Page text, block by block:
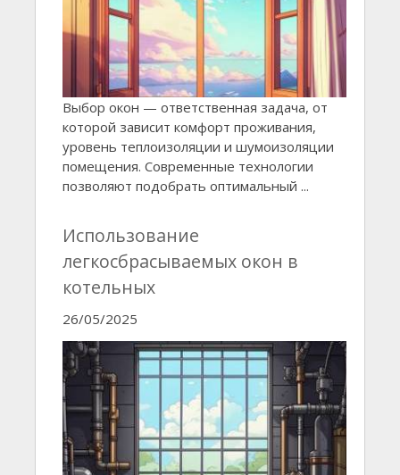
Выбор окон — ответственная задача, от
которой зависит комфорт проживания,
уровень теплоизоляции и шумоизоляции
помещения. Современные технологии
позволяют подобрать оптимальный ...
Использование
легкосбрасываемых окон в
котельных
26/05/2025